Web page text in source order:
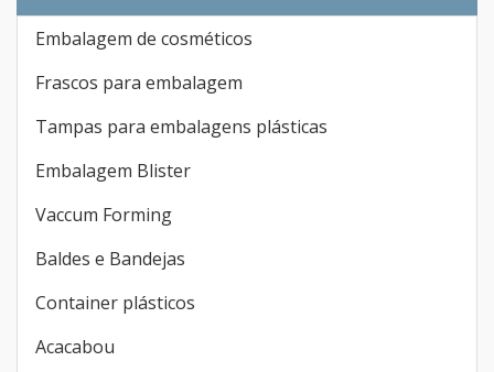
Embalagem de cosméticos
Frascos para embalagem
Tampas para embalagens plásticas
Embalagem Blister
Vaccum Forming
Baldes e Bandejas
Container plásticos
Acacabou